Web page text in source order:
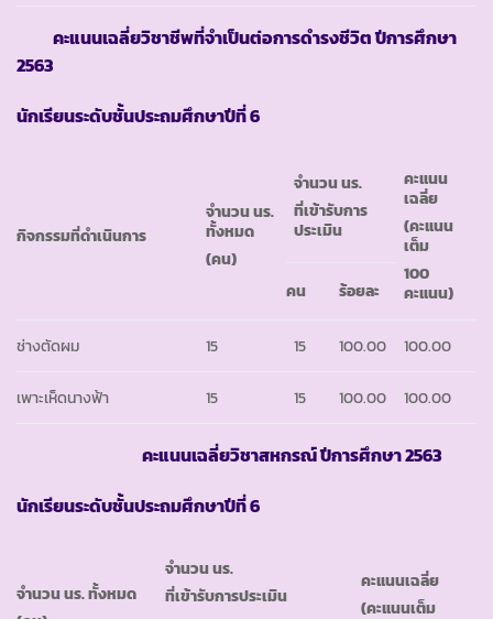
คะแนนเฉลี่ยวิชาชีพที่จำเป็นต่อการดำรงชีวิต ปีการศึกษา
2563
นักเรียนระดับชั้นประถมศึกษาปีที่ 6
กิจกรรมที่ดำเนินการ
จำนวน นร.
ทั้งหมด
(คน)
จำนวน นร.
ที่เข้ารับการ
ประเมิน
คะแนน
เฉลี่ย
(คะแนน
เต็ม
100
คะแนน)
คน ร้อยละ
ช่างตัดผม 15 15 100.00 100.00
เพาะเห็ดนางฟ้า 15 15 100.00 100.00
คะแนนเฉลี่ยวิชาสหกรณ์ ปีการศึกษา2563
นักเรียนระดับชั้นประถมศึกษาปีที่ 6
จำนวน นร. ทั้งหมด
จำนวน นร.
ที่เข้ารับการประเมิน
คะแนนเฉลี่ย
(คะแนนเต็ม